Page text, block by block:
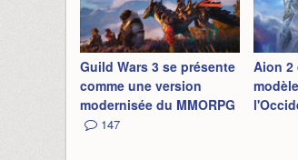
Guild Wars 3 se présente
comme une version
modernisée du MMORPG
147
Aion 2